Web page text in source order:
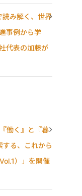
み解く、世界
事例から学
代表の加藤が
働く』と『暮
る、これから
）」を開催